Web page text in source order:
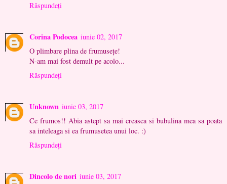
Răspundeți
Corina Podocea iunie 02, 2017
O plimbare plina de frumusețe!
N-am mai fost demult pe acolo...
Răspundeți
Unknown iunie 03, 2017
Ce frumos!! Abia astept sa mai creasca si bubulina mea sa poata
sa inteleaga si ea frumusetea unui loc. :)
Răspundeți
Dincolo de nori iunie 03, 2017